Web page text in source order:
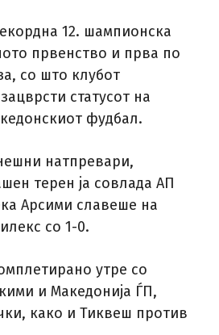
12. шампионска
првенство и прва по
со што клубот
статусот на
фудбал.
натпревари,
терен ја совлада АП
Арсими славеше на
со 1-0.
утре со
и Македонија ЃП,
како и Тиквеш против